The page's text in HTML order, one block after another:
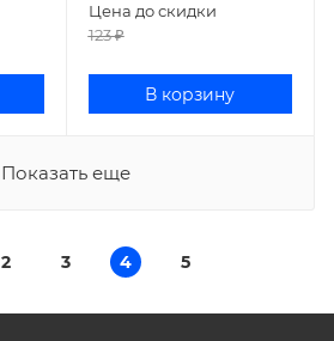
Цена до скидки
123₽
В корзину
Показать еще
2 3 4 5